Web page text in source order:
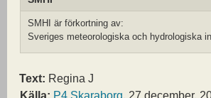
SMHI är förkortning av:
Sveriges meteorologiska och hydrologiska
Text: Regina J
Källa: P4 Skaraborg, 27 december,